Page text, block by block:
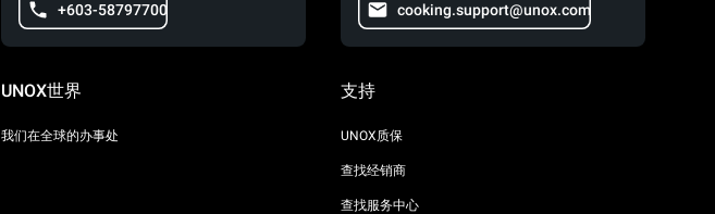
+603-58797700
cooking.support@unox.com
UNOX世界
我们在全球的办事处
支持
UNOX质保
查找经销商
查找服务中心